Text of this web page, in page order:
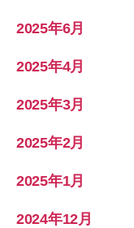
2025年6月
2025年4月
2025年3月
2025年2月
2025年1月
2024年12月